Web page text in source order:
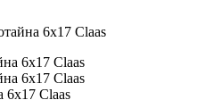
6х17 Claas
6х17 Claas